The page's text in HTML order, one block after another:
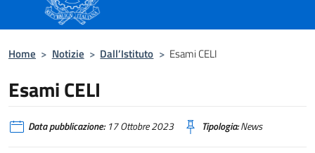
Home > Notizie > Dall’Istituto > Esami CELI
Esami CELI
Data pubblicazione:17 Ottobre 2023 Tipologia:News